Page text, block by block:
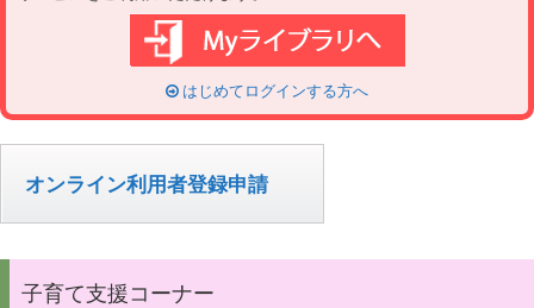
はじめてログインする方へ
オンライン利用者登録申請
子育て支援コーナー